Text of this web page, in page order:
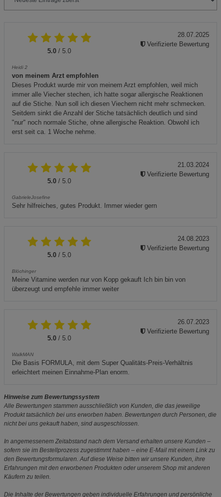
5.0 / 5.0
Heidi 2
von meinem Arzt empfohlen
Dieses Produkt wurde mir von meinem Arzt empfohlen, weil mich
immer alle Viecher stechen, ich hatte sogar allergische Reaktionen
auf die Stiche. Nun soll ich diesen Viechern nicht mehr schmecken.
Seitdem sinkt die Anzahl der Stiche tatsächlich deutlich und sind
"nur" noch normale Stiche, ohne allergische Reaktion. Obwohl ich
erst seit ca. 1 Woche nehme.
28.07.2025
Verifizierte Bewertung
5.0 / 5.0
GabrieleJosefine
Sehr hilfreiches, gutes Produkt. Immer wieder gern
21.03.2024
Verifizierte Bewertung
5.0 / 5.0
Blöchinger
Meine Vitamine werden nur von Kopp gekauft Ich bin bin von
überzeugt und empfehle immer weiter
24.08.2023
Verifizierte Bewertung
5.0 / 5.0
WalkMAN
Die Basis FORMULA, mit dem Super Qualitäts-Preis-Verhältnis
erleichtert meinen Einnahme-Plan enorm.
26.07.2023
Verifizierte Bewertung
Hinweise zum Bewertungssystem
Alle Bewertungen stammen ausschließlich von Kunden, die das jeweilige
Produkt tatsächlich bei uns erworben haben. Bewertungen durch Personen, die
nicht bei uns gekauft haben, sind ausgeschlossen.
In angemessenem Zeitabstand nach dem Versand erhalten unsere Kunden –
sofern sie im Bestellprozess zugestimmt haben – eine E-Mail mit einem Link zu
den Bewertungsformularen. Auf diese Weise bitten wir unsere Kunden, ihre
Erfahrungen mit den erworbenen Produkten oder unserem Shop mit anderen
Käufern zu teilen.
Die Inhalte der Bewertungen geben individuelle Erfahrungen und persönliche